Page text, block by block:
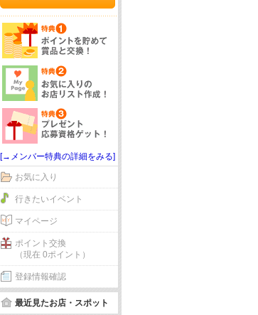
[→メンバー特典の詳細をみる]
お気に入り
行きたいイベント
マイページ
ポイント交換
（現在 0ポイント）
登録情報確認
最近見たお店・スポット